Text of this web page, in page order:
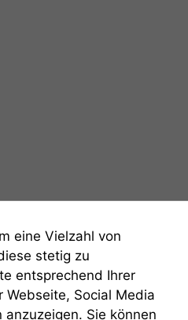
eine Vielzahl von
stetig zu
entsprechend Ihrer
Webseite, Social Media
Sie können
Wir speichern
anonyme Daten ab,
um interne
marketingtechnische
Auswertungen